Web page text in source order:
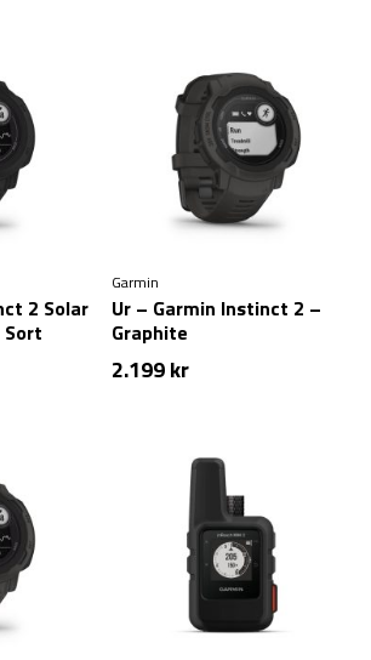
2 Solar
Garmin
Ur – Garmin Instinct 2 –
Graphite
2.199kr